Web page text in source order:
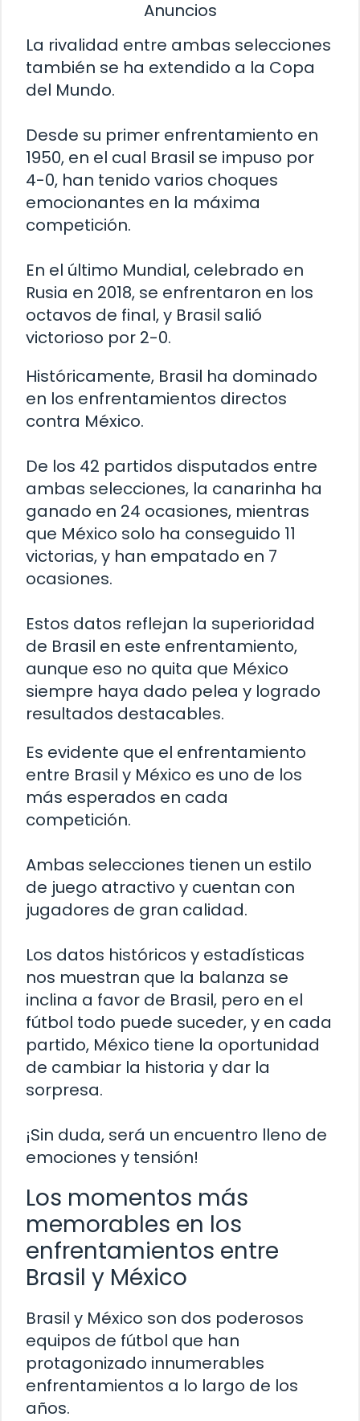
Anuncios
La rivalidad entre ambas selecciones
también se ha extendido a la Copa
del Mundo.
Desde su primer enfrentamiento en
1950, en el cual Brasil se impuso por
4-0, han tenido varios choques
emocionantes en la máxima
competición.
En el último Mundial, celebrado en
Rusia en 2018, se enfrentaron en los
octavos de final, y Brasil salió
victorioso por 2-0.
Históricamente, Brasil ha dominado
en los enfrentamientos directos
contra México.
De los 42 partidos disputados entre
ambas selecciones, la canarinha ha
ganado en 24 ocasiones, mientras
que México solo ha conseguido 11
victorias, y han empatado en 7
ocasiones.
Estos datos reflejan la superioridad
de Brasil en este enfrentamiento,
aunque eso no quita que México
siempre haya dado pelea y logrado
resultados destacables.
Es evidente que el enfrentamiento
entre Brasil y México es uno de los
más esperados en cada
competición.
Ambas selecciones tienen un estilo
de juego atractivo y cuentan con
jugadores de gran calidad.
Los datos históricos y estadísticas
nos muestran que la balanza se
inclina a favor de Brasil, pero en el
fútbol todo puede suceder, y en cada
partido, México tiene la oportunidad
de cambiar la historia y dar la
sorpresa.
¡Sin duda, será un encuentro lleno de
emociones y tensión!
Los momentos más
memorables en los
enfrentamientos entre
Brasil y México
Brasil y México son dos poderosos
equipos de fútbol que han
protagonizado innumerables
enfrentamientos a lo largo de los
años.